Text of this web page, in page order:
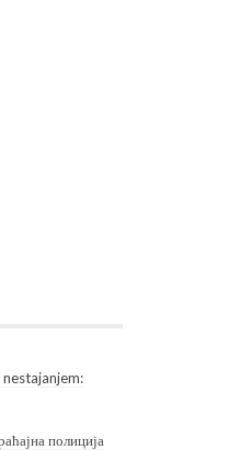
полиција